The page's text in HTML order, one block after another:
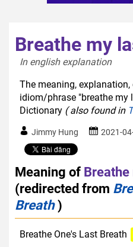
Breathe my
In english explanation
The meaning,
idiom/phrase "breathe my
Dictionary ( also found in
Jimmy Hung 2021-
Meaning of
(redirected from
Breath)
Breathe One's Last Breath